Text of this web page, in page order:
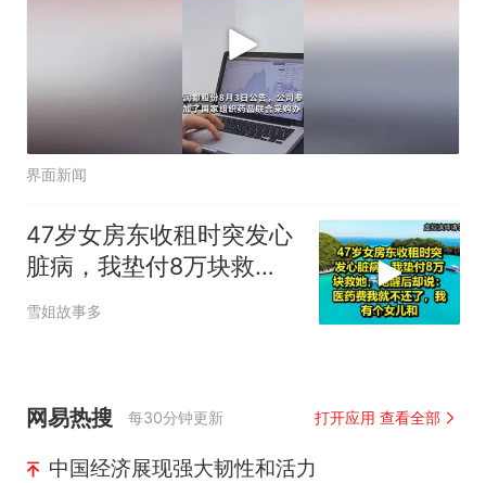
界面新闻
47岁女房东收租时突发心
脏病，我垫付8万块救
她，她醒后却说：医药费
雪姐故事多
网易热搜 每30分钟更新 打开应用 查看全部
中国经济展现强大韧性和活力